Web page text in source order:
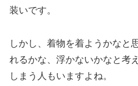
装いです。
しかし、着物を着ようかなと
れるかな、浮かないかなと考
しまう人もいますよね。